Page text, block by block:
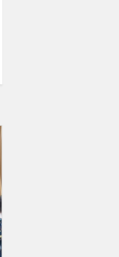
Žemę
tvariai
ir
išmaniai“